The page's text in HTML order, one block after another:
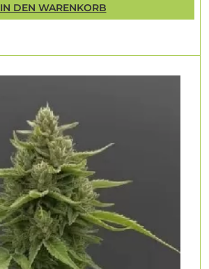
IN DEN WARENKORB